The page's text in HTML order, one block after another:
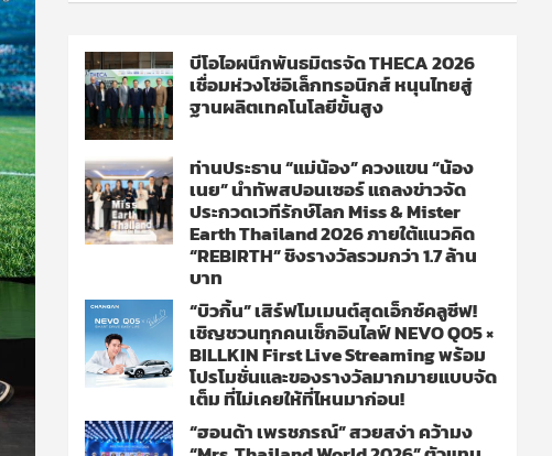
บีโอไอผนึกพันธมิตรจัด THECA 2026
เชื่อมห่วงโซ่อิเล็กทรอนิกส์ หนุนไทยสู่
ฐานผลิตเทคโนโลยีขั้นสูง
ท่านประธาน “แม่น้อง” ควงแขน “น้อง
เนย” นำทัพสปอนเซอร์ แถลงข่าวจัด
ประกวดเวทีรักษ์โลก Miss & Mister
Earth Thailand 2026 ภายใต้แนวคิด
“REBIRTH” ชิงรางวัลรวมกว่า 1.7 ล้าน
บาท
“บิวกิ้น” เสิร์ฟโมเมนต์สุดเอ็กซ์คลูซีฟ!
เชิญชวนทุกคนเช็กอินไลฟ์ NEVO Q05 ×
BILLKIN First Live Streaming พร้อม
โปรโมชั่นและของรางวัลมากมายแบบจัด
เต็ม ที่ไม่เคยให้ที่ไหนมาก่อน!
“ฮอนด้า เพรชภรณ์” สวยสง่า คว้ามง